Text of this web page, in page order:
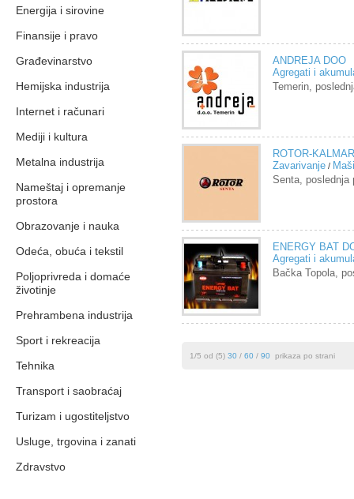
Energija i sirovine
Finansije i pravo
Građevinarstvo
Hemijska industrija
Internet i računari
Mediji i kultura
Metalna industrija
Nameštaj i opremanje
prostora
Obrazovanje i nauka
Odeća, obuća i tekstil
Poljoprivreda i domaće
životinje
Prehrambena industrija
Sport i rekreacija
Tehnika
Transport i saobraćaj
Turizam i ugostiteljstvo
Usluge, trgovina i zanati
Zdravstvo
ANDREJA DOO
Agregati i
Temerin,
ROTOR-
Zavarivanje /
Senta, poslednja
ENERGY BAT
Agregati i
Bačka Topola,
1/5 od (5) 30 / 60 / 90 prikaza po strani